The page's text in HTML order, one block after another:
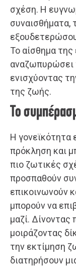
σχέση. Η
συναισθήματα,
Το αίσθημα της
αναζωπυρώσει
ενισχύοντας
της ζωής.
Το
Η γονεϊκότητα
πρόκληση και
πιο ζωτικές
προσπαθούν
επικοινωνούν
μπορούν να
μαζί. Δίνοντας
μοιράζοντας
την εκτίμηση
διατηρήσουν